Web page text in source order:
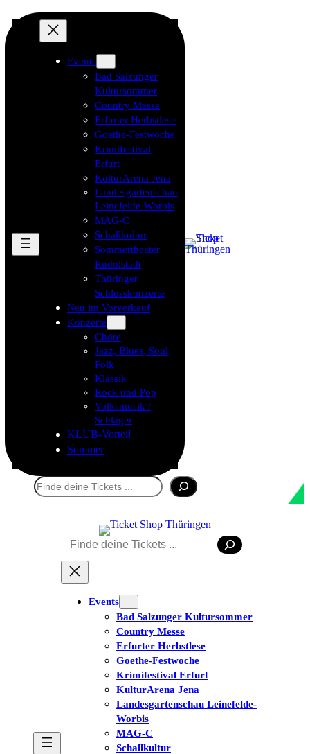
Events
Bad Salzunger
Kultursommer
Country Messe
Erfurter Herbstlese
Goethe-Festwoche
Krimifestival
Erfurt
KulturArena Jena
Landesgartenschau
Leinefelde-Worbis
MAG-C
Schallkultur
Sommertheater
Rudolstadt
Thüringer
Schlosskonzerte
Neu im Vorverkauf
Konzerte
Chöre
Jazz, Blues, Soul,
Folk
Klassik
Rock und Pop
Volksmusik /
Schlager
KLUB-Vorteil
Sommer
Suchen
Suchen
Events
Bad Salzunger Kultursommer
Country Messe
Erfurter Herbstlese
Goethe-Festwoche
Krimifestival Erfurt
KulturArena Jena
Landesgartenschau Leinefelde-
Worbis
MAG-C
Schallkultur
Tickets kaufen